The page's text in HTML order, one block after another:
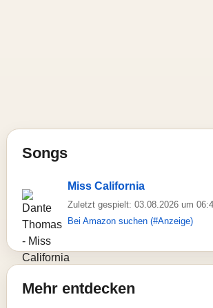
Songs
Miss California
Zuletzt gespielt: 03.08.2026 um
Bei Amazon suchen (#Anzeige)
Mehr entdecken